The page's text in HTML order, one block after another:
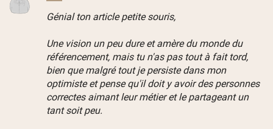
Génial ton article petite souris,
Une vision un peu dure et amère du monde du
référencement, mais tu n'as pas tout à fait tord,
bien que malgré tout je persiste dans mon
optimiste et pense qu'il doit y avoir des personnes
correctes aimant leur métier et le partageant un
tant soit peu.